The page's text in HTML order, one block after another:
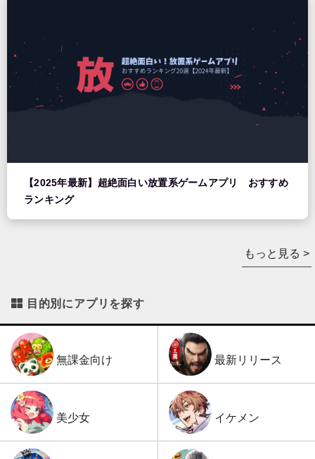
【2025年最新】超絶面白い放置系ゲームアプリ おすすめ
ランキング
もっと見る >
目的別にアプリを探す
無課金向け 最新リリース
美少女 イケメン